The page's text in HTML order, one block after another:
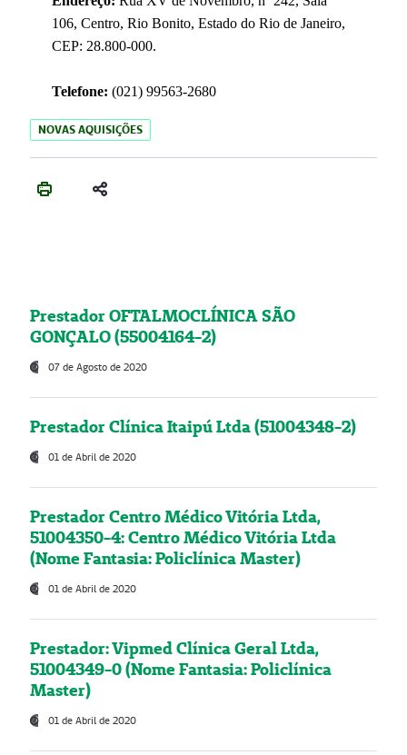
106, Centro, Rio Bonito, Estado do Rio de Janeiro,
CEP: 28.800-000.
Telefone: (021) 99563-2680
NOVAS AQUISIÇÕES
Prestador OFTALMOCLÍNICA SÃO
GONÇALO (55004164-2)
07 de Agosto de 2020
Prestador Clínica Itaipú Ltda (51004348-2)
01 de Abril de 2020
Prestador Centro Médico Vitória Ltda,
51004350-4: Centro Médico Vitória Ltda
(Nome Fantasia: Policlínica Master)
01 de Abril de 2020
Prestador: Vipmed Clínica Geral Ltda,
51004349-0 (Nome Fantasia: Policlínica
Master)
01 de Abril de 2020